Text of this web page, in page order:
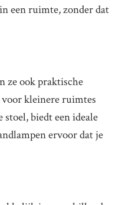
een ruimte, zonder dat
ze ook praktische
kleinere ruimtes
biedt een ideale
ervoor dat je